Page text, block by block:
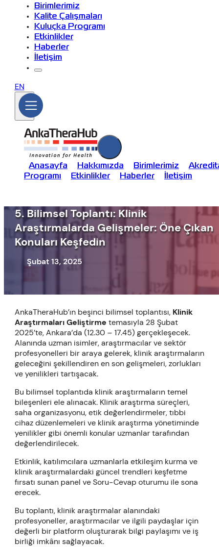
Birimlerimiz
Kalite Çalışmaları
Kuluçka Programı
Etkinlikler
Haberler
İletişim
EN
Anasayfa Hakkımızda Birimlerimiz
Programı
Etkinlikler Haberler İletişim
5. Bilimsel Toplantı: Klinik
Araştırmalarda Gelişmeler: Öne Çıkan
Konuları Keşfedin
Şubat 13, 2025
AnkaTheraHub’ın beşinci bilimsel toplantısı, Klinik
Araştırmaları Geliştirme temasıyla 28 Şubat
2025’te, Ankara’da (12.30 – 17.45) gerçekleşecek.
Alanında uzman isimler, araştırmacılar ve sektör
profesyonelleri bir araya gelerek, klinik araştırmaların
geleceğini şekillendiren en son gelişmeleri, zorlukları
ve yenilikleri tartışacak.
Bu bilimsel toplantıda klinik araştırmaların temel
bileşenleri ele alınacak. Klinik araştırma süreçleri,
saha organizasyonu, etik değerlendirmeler, tıbbi
cihaz düzenlemeleri ve klinik araştırma yönetiminde
yenilikler gibi önemli konular uzmanlar tarafından
değerlendirilecek.
Etkinlik, katılımcılara uzmanlarla etkileşim kurma ve
klinik araştırmalardaki güncel trendleri keşfetme
fırsatı sunan panel ve Soru-Cevap oturumu ile sona
erecek.
Bu toplantı, klinik araştırmalar alanındaki
profesyoneller, araştırmacılar ve ilgili paydaşlar için
değerli bir platform oluşturarak bilgi paylaşımı ve iş
birliği imkânı sağlayacak.